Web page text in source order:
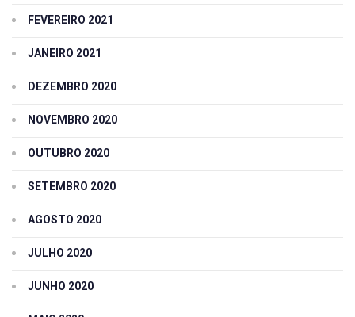
FEVEREIRO 2021
JANEIRO 2021
DEZEMBRO 2020
NOVEMBRO 2020
OUTUBRO 2020
SETEMBRO 2020
AGOSTO 2020
JULHO 2020
JUNHO 2020